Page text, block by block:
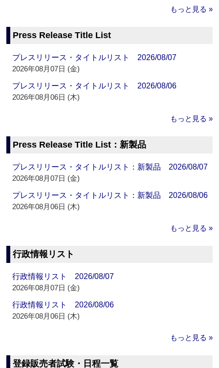
もっと見る »
Press Release Title List
プレスリリース・タイトルリスト 2026/08/07
2026年08月07日 (金)
プレスリリース・タイトルリスト 2026/08/06
2026年08月06日 (木)
もっと見る »
Press Release Title List：新製品
プレスリリース・タイトルリスト：新製品 2026/08/07
2026年08月07日 (金)
プレスリリース・タイトルリスト：新製品 2026/08/06
2026年08月06日 (木)
もっと見る »
行政情報リスト
行政情報リスト 2026/08/07
2026年08月07日 (金)
行政情報リスト 2026/08/06
2026年08月06日 (木)
もっと見る »
登録販売者試験・日程一覧